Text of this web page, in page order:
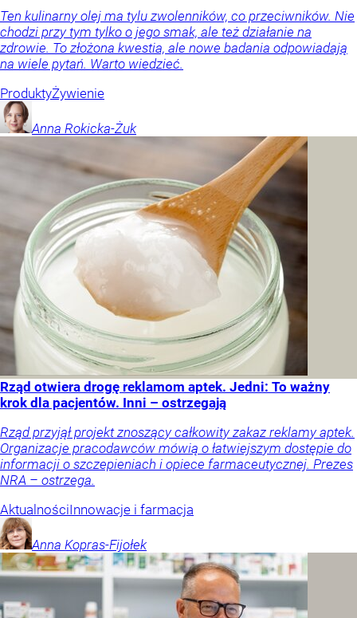
Ten kulinarny olej ma tylu zwolenników, co przeciwników. Nie
chodzi przy tym tylko o jego smak, ale też działanie na
zdrowie. To złożona kwestia, ale nowe badania odpowiadają
na wiele pytań. Warto wiedzieć.
ProduktyŻywienie
Anna Rokicka-Żuk
Rząd otwiera drogę reklamom aptek. Jedni: To ważny
krok dla pacjentów. Inni – ostrzegają
Rząd przyjął projekt znoszący całkowity zakaz reklamy aptek.
Organizacje pracodawców mówią o łatwiejszym dostępie do
informacji o szczepieniach i opiece farmaceutycznej. Prezes
NRA – ostrzega.
AktualnościInnowacje i farmacja
Anna Kopras-Fijołek